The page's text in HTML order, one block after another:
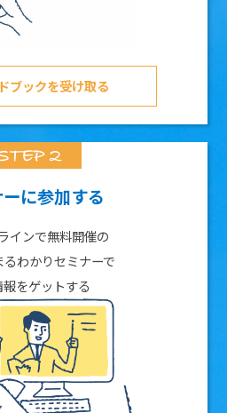
ブックを受け取る
に参加する
インで無料開催の
るわかりセミナーで
をゲットする